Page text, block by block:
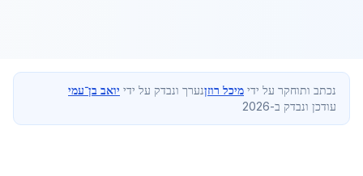
נכתב ותוחקר על ידי מיכל רוזןנערך ונבדק על ידי יואב בן־עמי
עודכן ונבדק ב-2026